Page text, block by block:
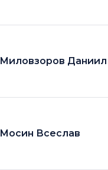
Миловзоров Даниил
Мосин Всеслав